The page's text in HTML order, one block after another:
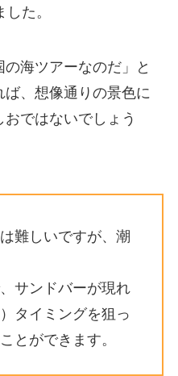
た。
の海ツアーなのだ」と
、想像通りの景色に
ではないでしょう
難しいですが、潮
サンドバーが現れ
タイミングを狙っ
とができます。